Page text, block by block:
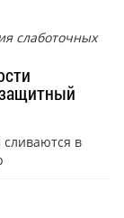
слаботочных
сливаются в